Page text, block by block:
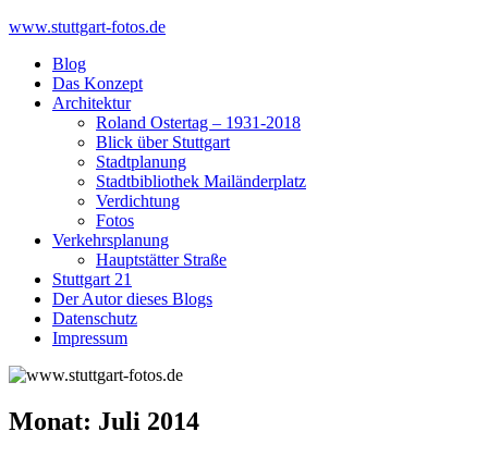
Skip
content
www.stuttgart-fotos.de
Blog
Das Konzept
Architektur
Roland Ostertag – 1931-2018
Blick über Stuttgart
Stadtplanung
Stadtbibliothek Mailänderplatz
Verdichtung
Fotos
Verkehrsplanung
Hauptstätter Straße
Stuttgart 21
Der Autor dieses Blogs
Datenschutz
Impressum
Monat: Juli 2014